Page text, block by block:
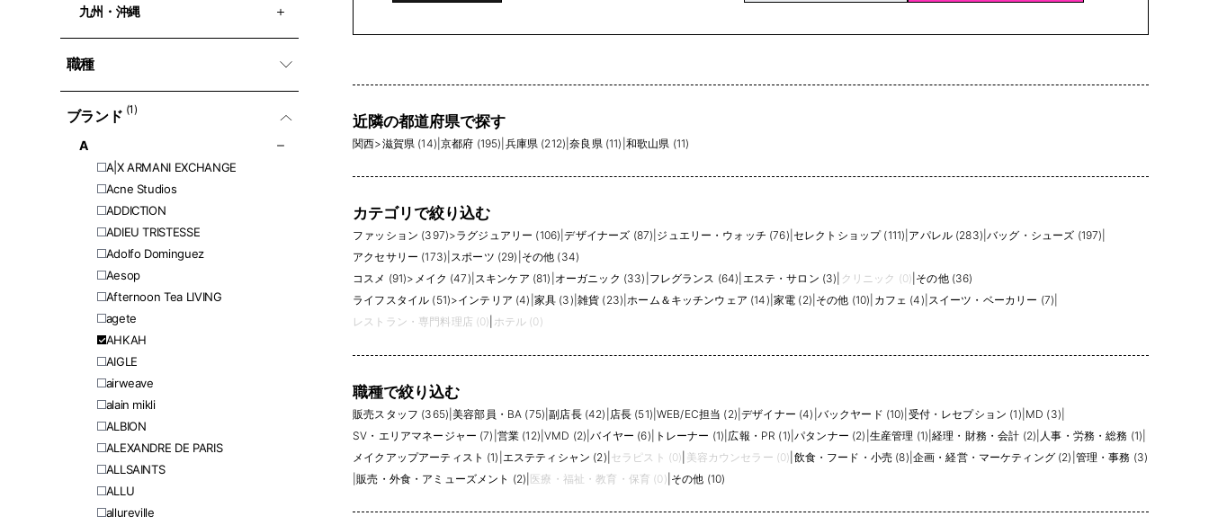
九州・沖縄
職種
ブランド (1)
A
A|X ARMANI EXCHANGE
Acne Studios
ADDICTION
ADIEU TRISTESSE
Adolfo Dominguez
Aesop
Afternoon Tea LIVING
agete
AHKAH
AIGLE
airweave
alain mikli
ALBION
ALEXANDRE DE PARIS
ALLSAINTS
ALLU
allureville
にクリエイティブディレクターとして英国の
ー）が就任、2021年からは新たなコレクシ
のづくりに息づく「繊細」さと、グローバル
に活躍するクリエイティブディレクターの
「大胆」な感性が、これまでにない新たなフ
ァインジュエリーを創造しています。
AHKAH signatureはAHKAHの新たなアイコ
ンとして、ブランドのファンの方々はもちろ
ロッパではパリの百貨店”Le Bon Marche”で
の展開を強化しました。また、ロンドンにあ
るセレクトショップ”Dover Street Market
London”や、パリの百貨店”Printemps
Haussmann” “Samaritaine”での展開も開始
近隣の都道府県で探す
関西>滋賀県 (14) |京都府 (195) 兵庫県 (212) |奈良県 (11) 和歌山県 (11)
カテゴリで絞り込む
ファッション (397)>ラグジュアリー (106) |デザイナーズ (87) ジュエリー・ウォッチ (76) セレクトショップ (111) アパレル (283) |バッグ・シューズ (197)
アクセサリー (173) スポーツ (29) その他 (34)
コスメ (91)> メイク (47) スキンケア (81) オーガニック (33) フレグランス (64) エステ・サロン (3) クリニック (0) その他 (36)
ライフスタイル (51)>インテリア (4) 家具 (3) 雑貨 (23) |ホーム＆キッチンウェア (14) 家電 (2) その他 (10) カフェ (4) スイーツ・ベーカリー (7)
レストラン・専門料理店 (0) ホテル (0)
職種で絞り込む
販売スタッフ (365) |美容部員・BA (75) |副店長 (42) 店長 (51) WEB/EC担当 (2) |デザイナー (4) バックヤード (10) 受付・レセプション (1) MD (3)
SV・エリアマネージャー (7) 営業 (12) |VMD (2) |バイヤー (6) トレーナー (1) 広報・PR (1) |パタンナー (2) 生産管理 (1) |経理・財務・会計 (2) 人事・労務・総務 (1)
メイクアップアーティスト (1) エステティシャン (2) セラピスト (0) 美容カウンセラー (0) 飲食・フード・小売 (8) 企画・経営・マーケティング (2) 管理・事務 (3)
|販売・外食・アミューズメント (2) 医療・福祉・教育・保育 (0) その他 (10)